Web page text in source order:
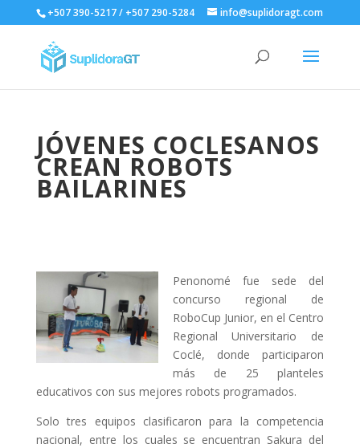
+507 390-5217 / +507 290-5284 info@suplidoragt.com
JÓVENES COCLESANOS
CREAN ROBOTS
BAILARINES
Penonomé fue sede del
concurso regional de
RoboCup Junior, en el Centro
Regional Universitario de
Coclé, donde participaron
más de 25 planteles
educativos con sus mejores robots programados.
Solo tres equipos clasificaron para la competencia
nacional, entre los cuales se encuentran Sakura del